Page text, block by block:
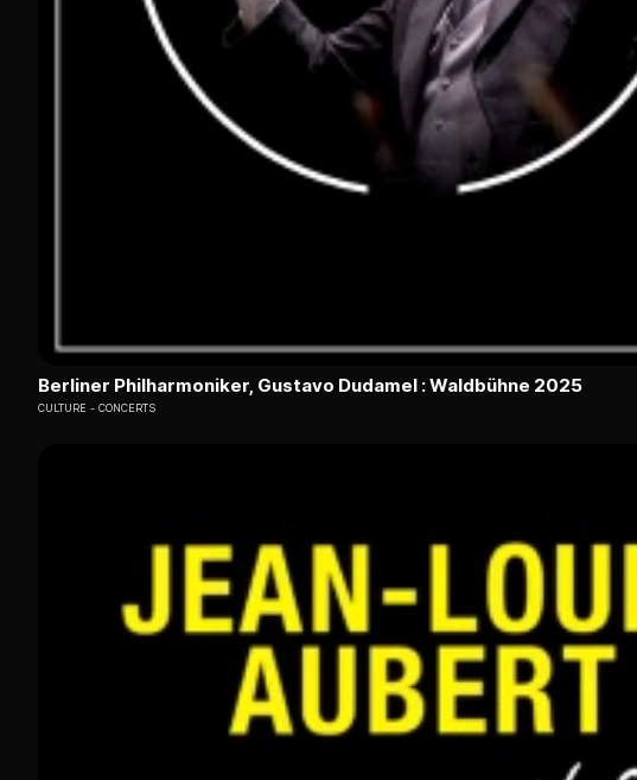
Berliner Philharmoniker, Gustavo Dudamel : Waldbühne 2025
CULTURE CONCERTS